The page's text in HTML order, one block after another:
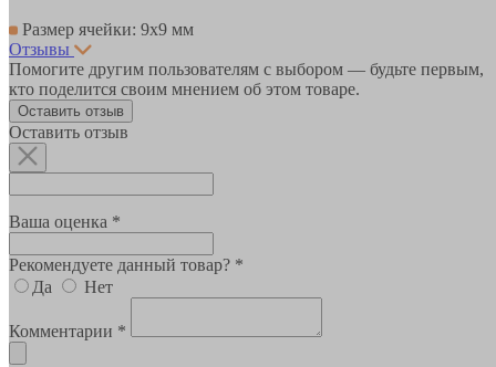
Размер ячейки: 9х9 мм
Отзывы
Помогите другим пользователям с выбором — будьте первым,
кто поделится своим мнением об этом товаре.
Оставить отзыв
Оставить отзыв
Ваша оценка *
Рекомендуете данный товар? *
Да
Нет
Комментарии *